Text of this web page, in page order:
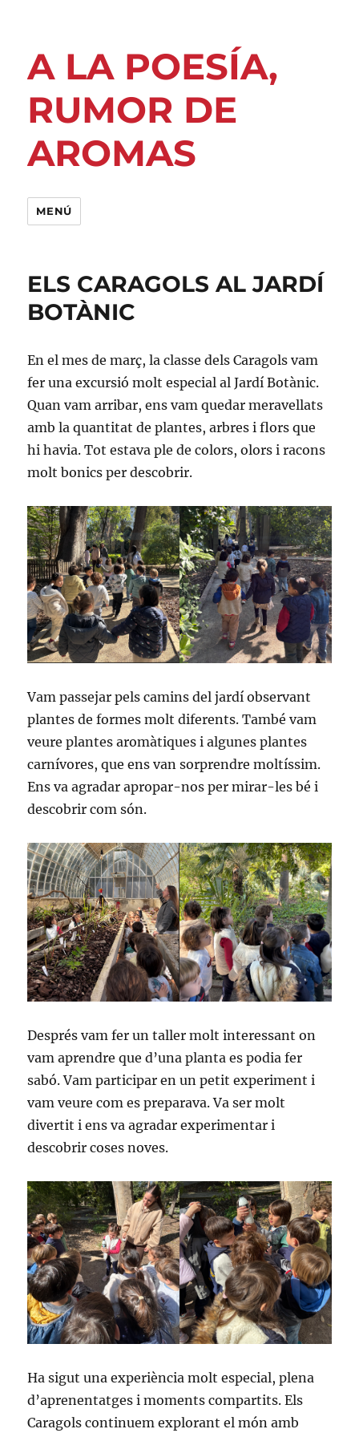
A LA POESÍA,
RUMOR DE
AROMAS
MENÚ
ELS CARAGOLS AL JARDÍ
BOTÀNIC
En el mes de març, la classe dels Caragols vam
fer una excursió molt especial al Jardí Botànic.
Quan vam arribar, ens vam quedar meravellats
amb la quantitat de plantes, arbres i flors que
hi havia. Tot estava ple de colors, olors i racons
molt bonics per descobrir.
Vam passejar pels camins del jardí observant
plantes de formes molt diferents. També vam
veure plantes aromàtiques i algunes plantes
carnívores, que ens van sorprendre moltíssim.
Ens va agradar apropar-nos per mirar-les bé i
descobrir com són.
Després vam fer un taller molt interessant on
vam aprendre que d’una planta es podia fer
sabó. Vam participar en un petit experiment i
vam veure com es preparava. Va ser molt
divertit i ens va agradar experimentar i
descobrir coses noves.
Ha sigut una experiència molt especial, plena
d’aprenentatges i moments compartits. Els
Caragols continuem explorant el món amb